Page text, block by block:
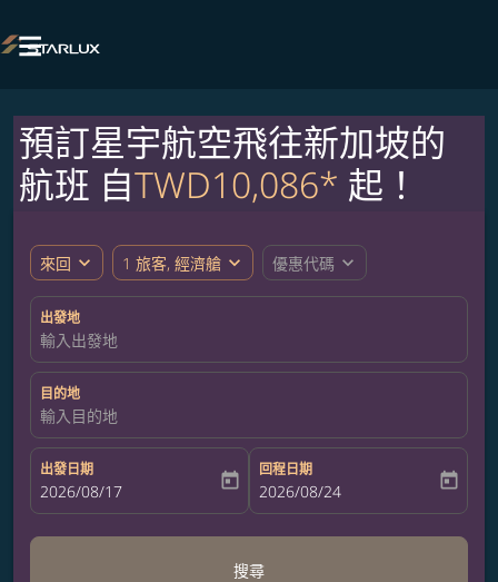

預訂星宇航空飛往新加坡的
航班 自TWD10,086* 起！
來回 expand_more 1 旅客, 經濟艙 expand_more 優惠代碼 expand_more
出發地
輸入出發地
目的地
輸入目的地
出發日期
fc-booking-departure-date-aria-label
2026/08/17 today
回程日期
fc-booking-return-date-aria-label
2026/08/24 today
搜尋